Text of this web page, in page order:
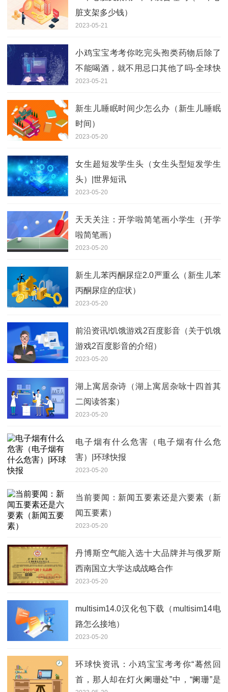
脏支架多少钱）
2023-05-21
小鸡宝宝考考你吃完头孢类药物后除了
不能喝酒，就不用忌口其他了吗-全球快
播报
2023-05-21
新生儿睡眠时间少怎么办（新生儿睡眠
时间）
2023-05-20
女生超短发学生头（女生头型短发学生
头）|世界短讯
2023-05-20
天天关注：开学啦简笔画小学生（开学
啦简笔画）
2023-05-20
新生儿苯丙酮尿症2.0严重么（新生儿苯
丙酮尿症的症状）
2023-05-20
前沿资讯!饥饿游戏2百度影音（关于饥饿
游戏2百度影音的介绍）
2023-05-20
湖上寓居杂诗（湖上寓居杂咏十四首其
二阅读答案）
2023-05-20
电子烟有什么危害（电子烟有什么危
害）|环球快报
2023-05-20
当前要闻：新闻五要素还是六要素（新
闻五要素）
2023-05-20
丹博斯空气能入选十大品牌并与俄罗斯
西南国立大学达成战略合作
2023-05-20
multisim14.0汉化包下载（multisim14电
路怎么接地）
2023-05-20
环球快资讯：小鸡宝宝考考你“蓦然回
首，那人却在灯火阑珊处”中，“阑珊”是